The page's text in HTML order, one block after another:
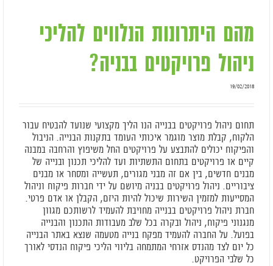
מהם היתרונות הנלווים להליכי
ניהול פרויקטים בבניה?
19/02/2018
תחום ניהול פרויקטים בבנייה הנו הליך מקצועי שנועד להבטיח עבור
הלקוח, קבלת מוצר מוגמר איכותי העומד בתקנות הבנייה. הניבול
והפיקוח יכולים להתבצע על פרויקטים החל משיפוץ והרחבה במבנה
קיים או פרויקטים בתחום התשתיות ועד להליכי תכנון ובנייה של
מבנים חדשים, בין אם זה מבני מגורים, תעשייה ומסחר או מבנים
ציבוריים. ניהול פרויקטים בבניה מיושם על ידי חברות פיקוח וניהול
המסייעות למזמין השירות שיכול להיות היזם, הקבלן או אדם פרטי.
חברת ניהול פרויקטים בבנייה מחויבת להעמיד לרשותכם מגוון
מנגנוני פיקוח, ניהול ובקרה בכל שלב מעבודות התכנון והבנייה
בפועל. על החברה להעמיד מפקח בנייה מטעמה שנצא באתר הבנייה
כל יום לצד מהנדס אזרחי המתמחה בליווי הליכי פיקוח הנדסי לאורך
כל שלבי הפרויקט.